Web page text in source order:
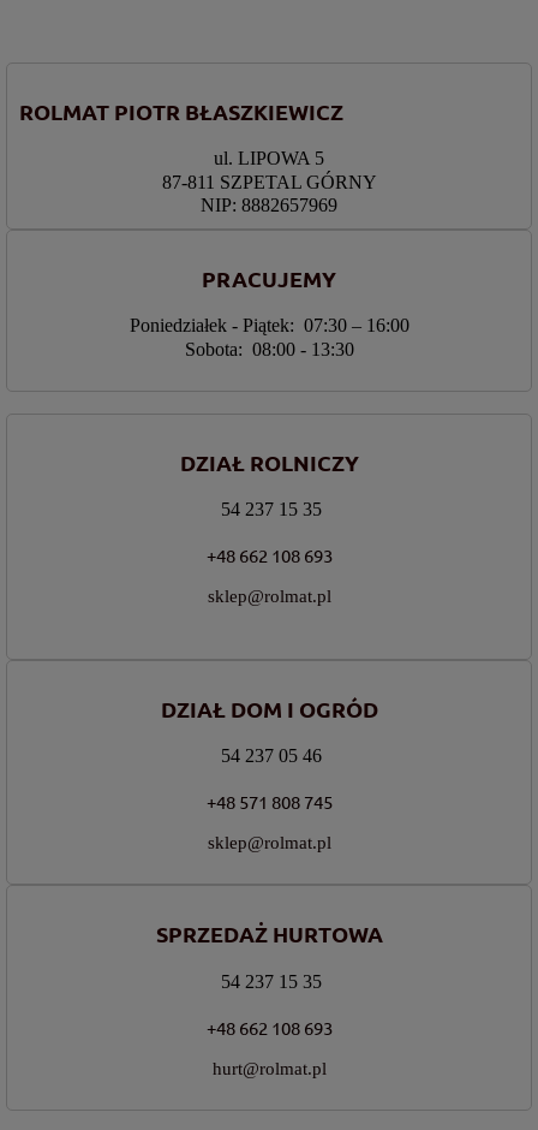
ROLMAT PIOTR BŁASZKIEWICZ
ul. LIPOWA 5
87-811 SZPETAL GÓRNY
NIP: 8882657969
PRACUJEMY
Poniedziałek - Piątek: 07:30 – 16:00
Sobota: 08:00 - 13:30
DZIAŁ ROLNICZY
54 237 15 35
+48 662 108 693
sklep@rolmat.pl
DZIAŁ DOM I OGRÓD
54 237 05 46
+48 571 808 745
sklep@rolmat.pl
SPRZEDAŻ HURTOWA
54 237 15 35
+48 662 108 693
hurt@rolmat.pl